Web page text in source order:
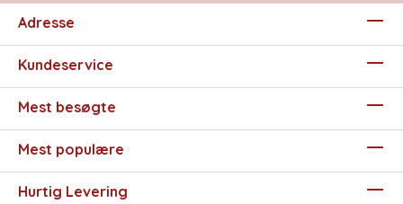
Adresse
Kundeservice
Mest besøgte
Mest populære
Hurtig Levering